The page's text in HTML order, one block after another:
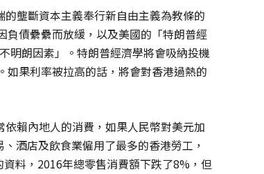
壟斷資本主義奉行新自由主義為教條的
債纍纍而放緩，以及美國的「特朗普經
明朗因素」。特朗普經濟學將會吸納投機
果利率被拉高的話，將會對香港過熱的
賴內地人的消費，如果人民幣對美元加
酒店及飲食業僱用了最多的香港勞工，
料，2016年總零售消費額下跌了8%，但